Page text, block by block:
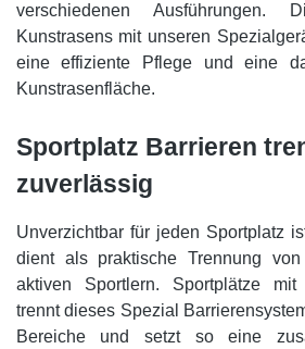
verschiedenen Ausführungen.
Kunstrasens mit unseren
eine effiziente Pflege und eine
Kunstrasenfläche.
Sportplatz Barrieren
zuverlässig
Unverzichtbar für jeden Sportplatz
dient als praktische Trennung
aktiven Sportlern. Sportplätze mit
trennt dieses Spezial
Bereiche und setzt so eine